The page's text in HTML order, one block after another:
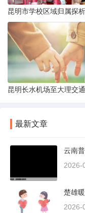
最新文章
云南
2026-
楚雄
2026-